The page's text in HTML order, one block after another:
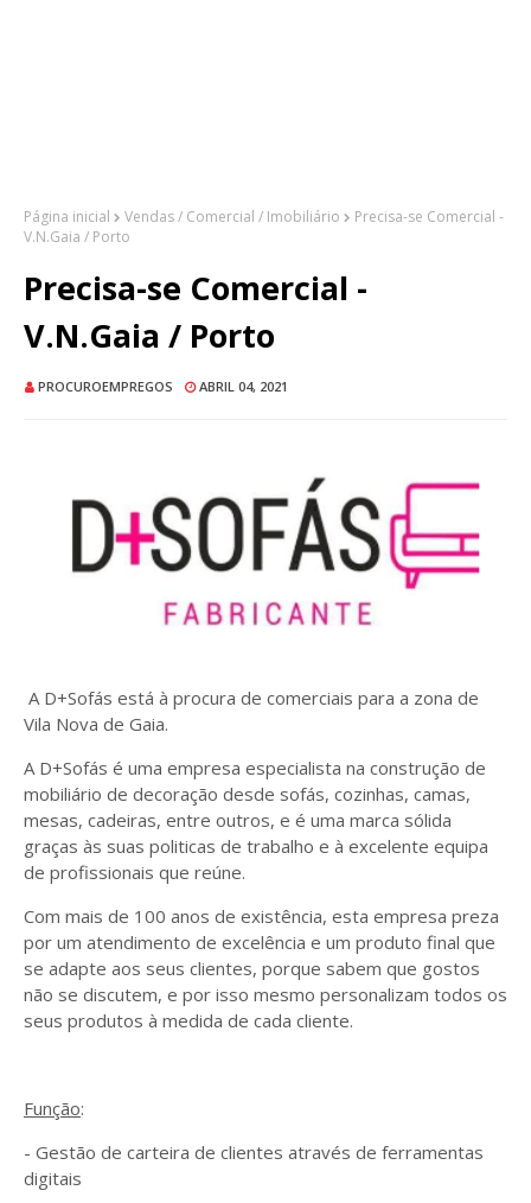
Página inicial Vendas / Comercial / Imobiliário
Precisa-se Comercial -
V.N.Gaia / Porto
Precisa-se Comercial -
V.N.Gaia / Porto
PROCUROEMPREGOS ABRIL 04, 2021
A D+Sofás está à procura de comerciais para a zona de
Vila Nova de Gaia.
A D+Sofás é uma empresa especialista na construção de
mobiliário de decoração desde sofás, cozinhas, camas,
mesas, cadeiras, entre outros, e é uma marca sólida
graças às suas politicas de trabalho e à excelente equipa
de profissionais que reúne.
Com mais de 100 anos de existência, esta empresa preza
por um atendimento de excelência e um produto final que
se adapte aos seus clientes, porque sabem que gostos
não se discutem, e por isso mesmo personalizam todos os
seus produtos à medida de cada cliente.
Função:
- Gestão de carteira de clientes através de ferramentas
digitais